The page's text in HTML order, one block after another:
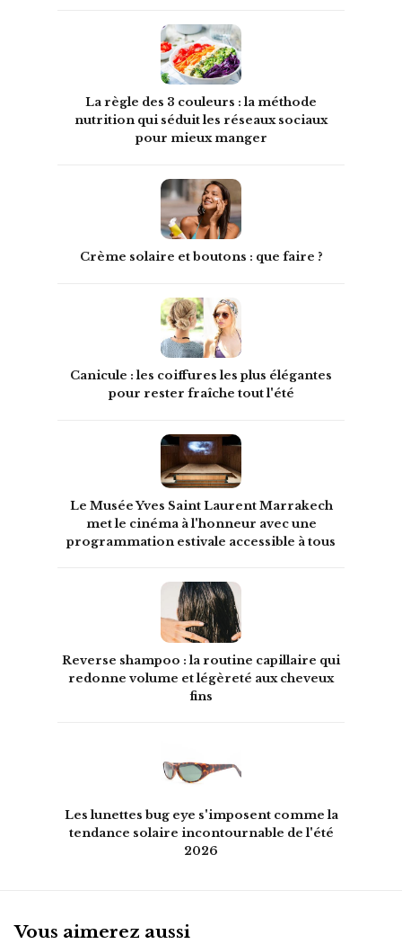
La règle des 3 couleurs : la méthode
nutrition qui séduit les réseaux sociaux
pour mieux manger
Crème solaire et boutons : que faire ?
Canicule : les coiffures les plus élégantes
pour rester fraîche tout l'été
Le Musée Yves Saint Laurent Marrakech
met le cinéma à l'honneur avec une
programmation estivale accessible à tous
Reverse shampoo : la routine capillaire qui
redonne volume et légèreté aux cheveux
fins
Les lunettes bug eye s'imposent comme la
tendance solaire incontournable de l'été
2026
Vous aimerez aussi